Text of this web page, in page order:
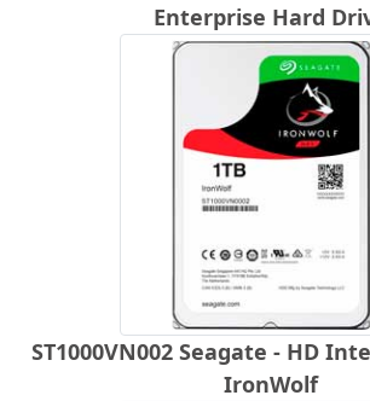
Enterprise Hard
ST1000VN002 Seagate - HD
IronWolf